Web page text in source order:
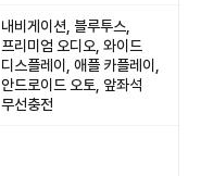
내비게이션, 블루투스,
프리미엄 오디오, 와이드
디스플레이, 애플 카플레이,
안드로이드 오토, 앞좌석
무선충전